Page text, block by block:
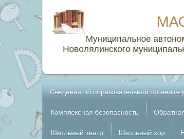
Муниципальное
Новолялинского
Сведения об образовательной
Комплексная безопасность
Школьный театр Школьный хор